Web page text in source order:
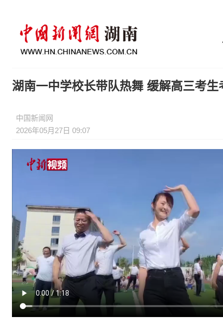
湖南一中学校长带队热舞 缓解高三考生
中国新闻网
2026年05月27日 09:07